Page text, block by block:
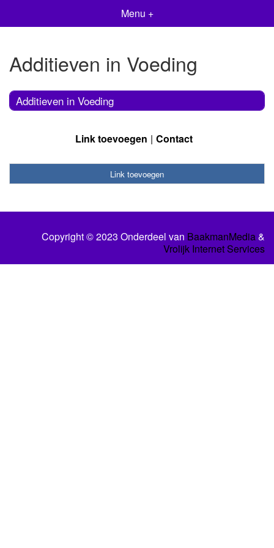
Menu +
Additieven in Voeding
Additieven in Voeding
Link toevoegen Contact
Link toevoegen
Copyright © 2023 Onderdeel van BaakmanMedia&
Vrolijk Internet Services